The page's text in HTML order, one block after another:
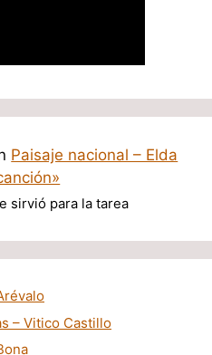
Paisaje nacional – Elda
sirvió para la tarea
– Vitico Castillo